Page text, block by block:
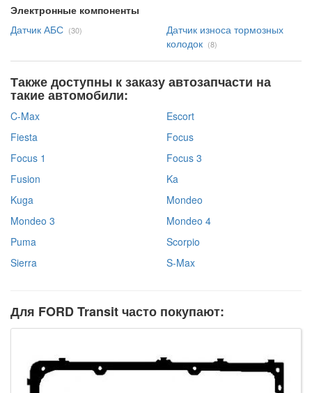
Электронные компоненты
Датчик АБС (30)
Датчик износа тормозных
колодок (8)
Также доступны к заказу автозапчасти на
такие автомобили:
C-Max
Escort
Fiesta
Focus
Focus 1
Focus 3
Fusion
Ka
Kuga
Mondeo
Mondeo 3
Mondeo 4
Puma
Scorpio
Sierra
S-Max
Для FORD Transit часто покупают: